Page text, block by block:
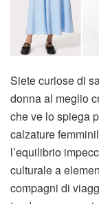
Siete curiose di
donna al meglio
che ve lo spiega
calzature
l’equilibrio
culturale a
compagni di